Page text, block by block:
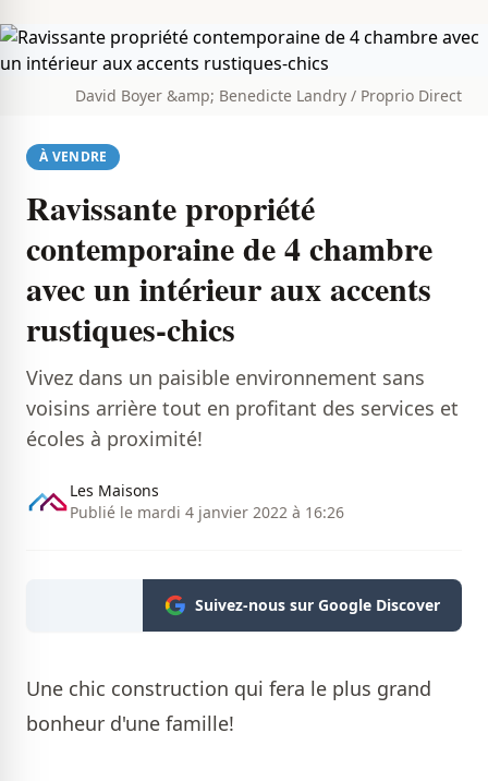
David Boyer &amp; Benedicte Landry / Proprio Direct
À VENDRE
Ravissante propriété
contemporaine de 4 chambre
avec un intérieur aux accents
rustiques-chics
Vivez dans un paisible environnement sans
voisins arrière tout en profitant des services et
écoles à proximité!
Les Maisons
Publié le mardi 4 janvier 2022 à 16:26
Suivez-nous sur Google Discover
Une chic construction qui fera le plus grand
bonheur d'une famille!